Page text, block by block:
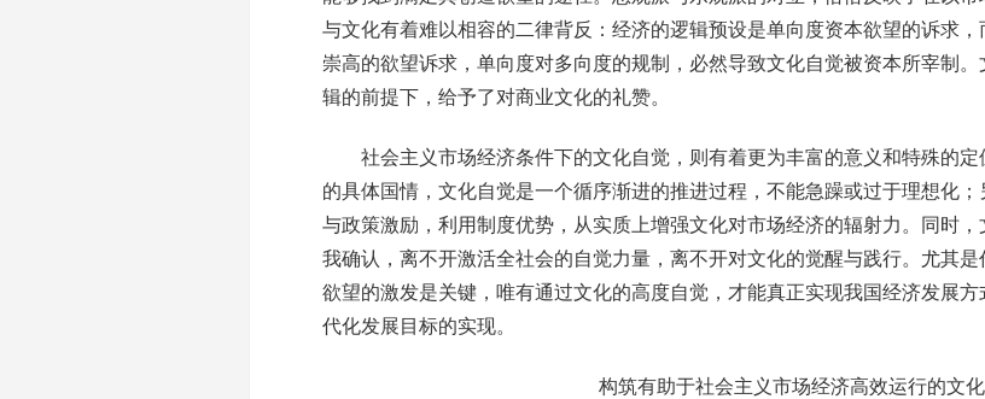
与文化有着难以相容的二律背反：经济的逻辑预设是单向度资本欲望的诉求
崇高的欲望诉求，单向度对多向度的规制，必然导致文化自觉被资本所宰制
辑的前提下，给予了对商业文化的礼赞。
社会主义市场经济条件下的文化自觉，则有着更为丰富的意义和特殊的定
的具体国情，文化自觉是一个循序渐进的推进过程，不能急躁或过于理想化
与政策激励，利用制度优势，从实质上增强文化对市场经济的辐射力。同时
我确认，离不开激活全社会的自觉力量，离不开对文化的觉醒与践行。尤其
欲望的激发是关键，唯有通过文化的高度自觉，才能真正实现我国经济发展
代化发展目标的实现。
构筑有助于社会主义市场经济高效运行的文